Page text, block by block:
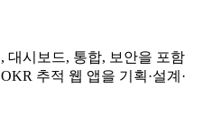
대시보드, 통합, 보안을 포함
추적 웹 앱을 기획·설계·